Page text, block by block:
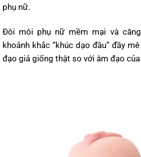
phụ nữ.
Đôi môi phụ nữ mềm mại và
khoảnh khắc “khúc dạo đầu” đầy
đạo giả giống thật so với âm đạo